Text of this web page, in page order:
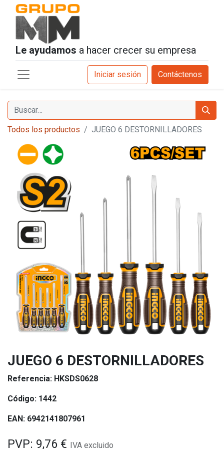
Le ayudamos a hacer crecer su empresa
Iniciar sesión Contáctenos
Todos los productos JUEGO 6 DESTORNILLADORES
JUEGO 6 DESTORNILLADORES
Referencia: HKSDS0628
Código: 1442
EAN: 6942141807961
PVP: 9,76 € IVA excluido